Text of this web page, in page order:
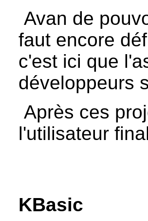
Avan de
faut encore
c'est ici que
développeurs
Après ces
l'utilisateur
KBasic